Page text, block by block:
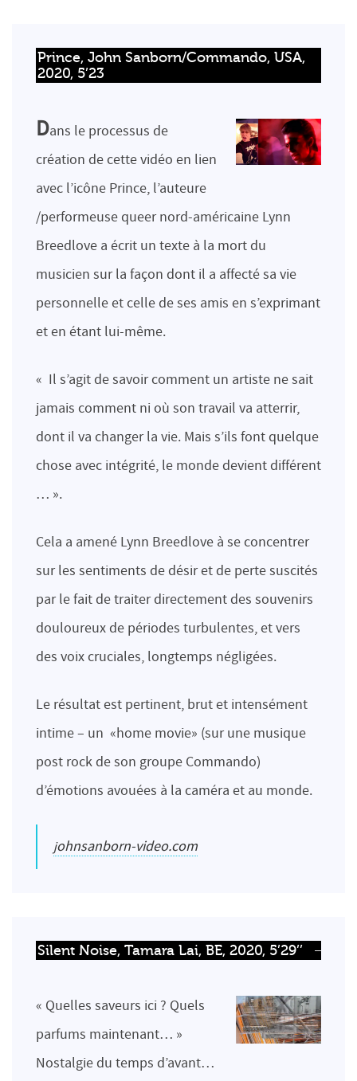
Prince, John Sanborn/Commando, USA,
2020, 5’23
Dans le processus de
création de cette vidéo en lien
avec l’icône Prince, l’auteure
/performeuse queer nord-américaine Lynn
Breedlove a écrit un texte à la mort du
musicien sur la façon dont il a affecté sa vie
personnelle et celle de ses amis en s’exprimant
et en étant lui-même.
« Il s’agit de savoir comment un artiste ne sait
jamais comment ni où son travail va atterrir,
dont il va changer la vie. Mais s’ils font quelque
chose avec intégrité, le monde devient différent
… ».
Cela a amené Lynn Breedlove à se concentrer
sur les sentiments de désir et de perte suscités
par le fait de traiter directement des souvenirs
douloureux de périodes turbulentes, et vers
des voix cruciales, longtemps négligées.
Le résultat est pertinent, brut et intensément
intime – un «home movie» (sur une musique
post rock de son groupe Commando)
d’émotions avouées à la caméra et au monde.
johnsanborn-video.com
Silent Noise, Tamara Lai, BE, 2020, 5’29’’
« Quelles saveurs ici ? Quels
parfums maintenant… »
Nostalgie du temps d’avant…